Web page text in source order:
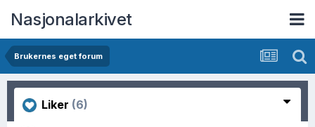
Nasjonalarkivet
Brukernes eget forum
Liker (6)